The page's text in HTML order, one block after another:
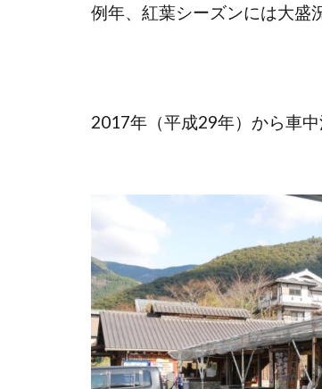
例年、紅葉シーズンには大盛
2017年（平成29年）から車